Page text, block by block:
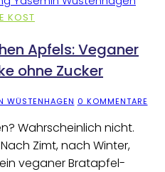
KOST
Apfels: Veganer
ohne Zucker
WÜSTENHAGEN 0 KOMMENTARE
Wahrscheinlich nicht.
Zimt, nach Winter,
veganer Bratapfel-